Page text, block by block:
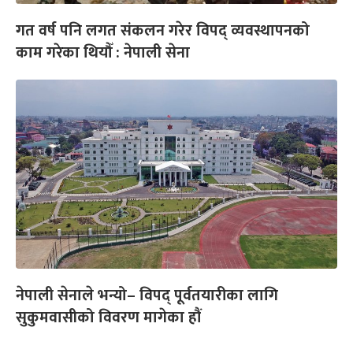
गत वर्ष पनि लगत संकलन गरेर विपद् व्यवस्थापनको
काम गरेका थियौँ : नेपाली सेना
नेपाली सेनाले भन्यो– विपद् पूर्वतयारीका लागि
सुकुमवासीको विवरण मागेका हौं